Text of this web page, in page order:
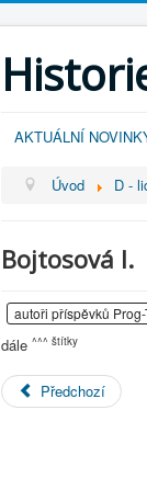
AKTUÁLNÍ
Úvod D -
Bojtosová I.
autoři příspěvků Prog-
dále ^^^ štítky
Předchozí